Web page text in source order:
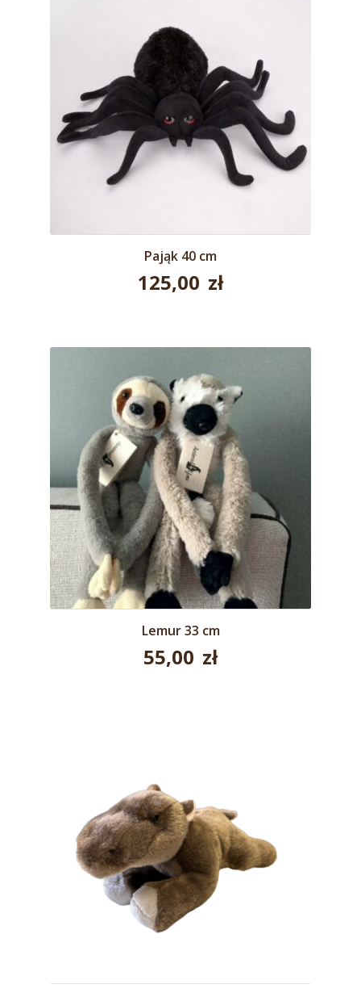
Pająk 40 cm
125,00 zł
Lemur 33 cm
55,00 zł